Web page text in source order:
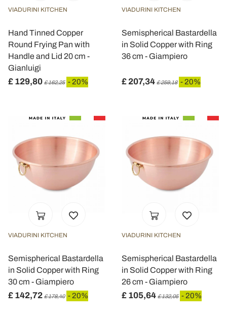
VIADURINI KITCHEN
Hand Tinned Copper
Round Frying Pan with
Handle and Lid 20 cm -
Gianluigi
£ 129,80 £ 162,25 - 20%
VIADURINI KITCHEN
Semispherical Bastardella
in Solid Copper with Ring
36 cm - Giampiero
£ 207,34 £ 259,18 - 20%
VIADURINI KITCHEN
Semispherical Bastardella
in Solid Copper with Ring
30 cm - Giampiero
£ 142,72 £ 178,40 - 20%
VIADURINI KITCHEN
Semispherical Bastardella
in Solid Copper with Ring
26 cm - Giampiero
£ 105,64 £ 132,05 - 20%